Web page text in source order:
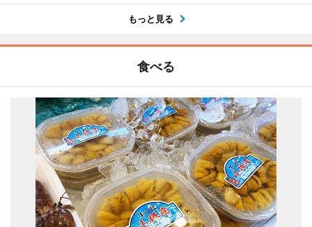
もっと見る
食べる